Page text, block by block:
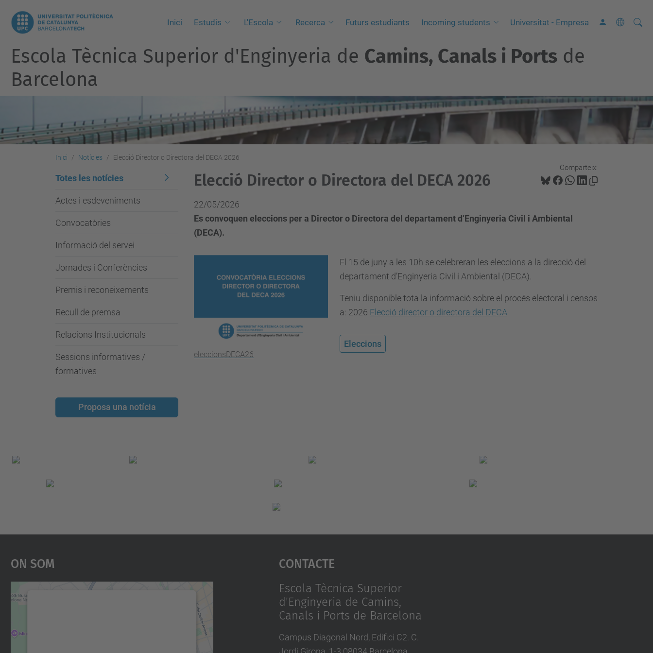
Inici Estudis L'Escola Recerca Futurs estudiants Incoming students Universitat - Empresa Cerca
C
v
a
Escola Tècnica Superior d'Enginyeria de Camins, Canals i Portsde
Barcelona
Inici Notícies Elecció Director o Directora del DECA 2026
Comparteix:
Elecció Director o Directora del DECA 2026
22/05/2026
Es convoquen eleccions per a Director o Directora del departament d’Enginyeria Civil i Ambiental
(DECA).
eleccionsDECA26
El 15 de juny a les 10h se celebreran les eleccions a la direcció del
departament d’Enginyeria Civil i Ambiental (DECA).
Teniu disponible tota la informació sobre el procés electoral i censos
a: 2026 Elecció director o directora del DECA
Eleccions
Totes les notícies
Actes i esdeveniments
Convocatòries
Informació del servei
Jornades i Conferències
Premis i reconeixements
Recull de premsa
Relacions Institucionals
Sessions informatives /
formatives
Proposa una notícia
On Som Contacte
Escola Tècnica Superior
d'Enginyeria de Camins,
Canals i Ports de Barcelona
Campus Diagonal Nord, Edifici C2. C.